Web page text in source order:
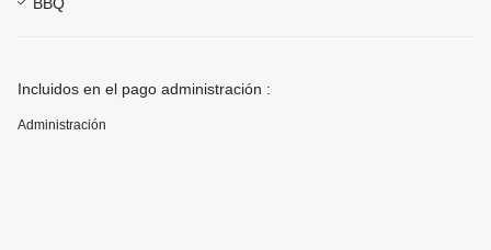
Incluidos en el pago administración :
Administración